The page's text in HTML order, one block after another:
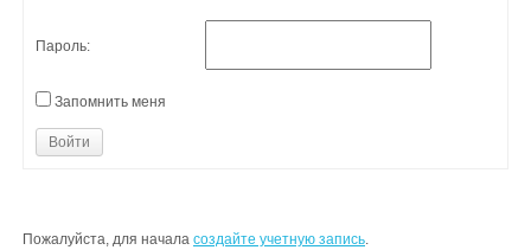
Пароль:
Запомнить меня
Войти
Пожалуйста, для начала создайте учетную запись.